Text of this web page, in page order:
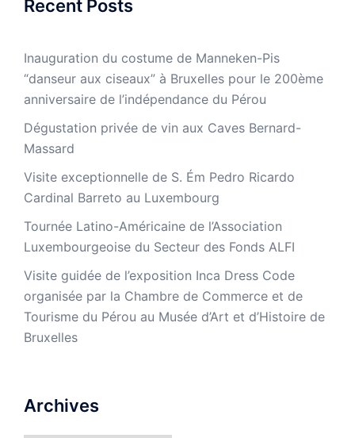
Recent Posts
Inauguration du costume de Manneken-Pis
“danseur aux ciseaux” à Bruxelles pour le 200ème
anniversaire de l’indépendance du Pérou
Dégustation privée de vin aux Caves Bernard-
Massard
Visite exceptionnelle de S. Ém Pedro Ricardo
Cardinal Barreto au Luxembourg
Tournée Latino-Américaine de l’Association
Luxembourgeoise du Secteur des Fonds ALFI
Visite guidée de l’exposition Inca Dress Code
organisée par la Chambre de Commerce et de
Tourisme du Pérou au Musée d’Art et d’Histoire de
Bruxelles
Archives